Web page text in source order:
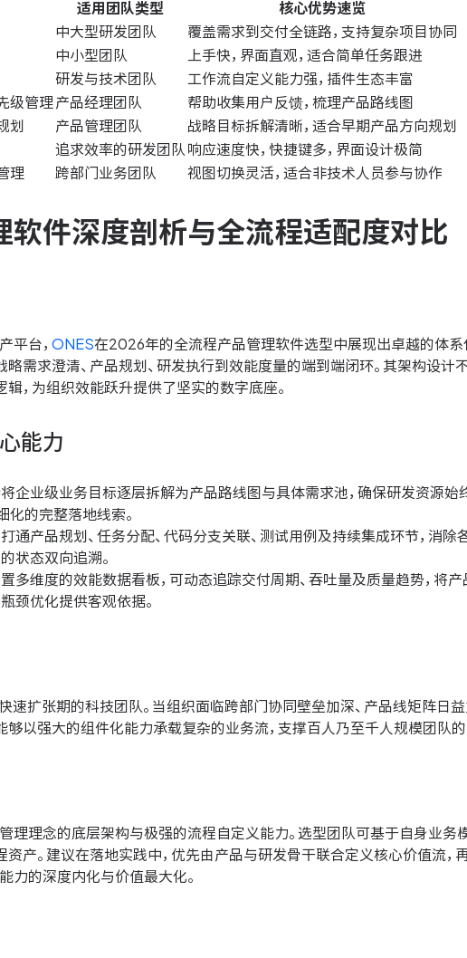
适用团队类型
核心优势速览
中大型研发团队
覆盖需求到交付全链路，支持复杂项目协同
中小型团队
上手快，界面直观，适合简单任务跟进
研发与技术团队
工作流自定义能力强，插件生态丰富
级管理 产品经理团队
帮助收集用户反馈，梳理产品路线图
划 产品管理团队
战略目标拆解清晰，适合早期产品方向规划
追求效率的研发团队 响应速度快，快捷键多，界面设计极简
理 跨部门业务团队 视图切换灵活，适合非技术人员参与协作
软件深度剖析与全流程适配度对比
平台， ONES在2026年的全流程产品管理软件选型中展现出卓越的体系
略需求澄清、产品规划、研发执行到效能度量的端到端闭环。其架构设计
，为组织效能跃升提供了坚实的数字底座。
能力
将企业级业务目标逐层拆解为产品路线图与具体需求池，确保研发资源始
的完整落地线索。
打通产品规划、任务分配、代码分支关联、测试用例及持续集成环节，消
状态双向追溯。
置多维度的效能数据看板，可动态追踪交付周期、吞吐量及质量趋势，将
颈优化提供客观依据。
扩张期的科技团队。当组织面临跨部门协同壁垒加深、产品线矩阵日
够以强大的组件化能力承载复杂的业务流，支撑百人乃至千人规模团队的
理理念的底层架构与极强的流程自定义能力。选型团队可基于自身业务
产。建议在落地实践中，优先由产品与研发骨干联合定义核心价值流，
力的深度内化与价值最大化。